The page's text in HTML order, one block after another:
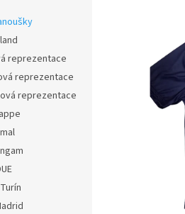
reprezentace
reprezentace
reprezentace